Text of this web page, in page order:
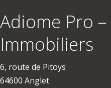
Adiome Pro
Immobiliers
6, route de Pitoys
64600 Anglet